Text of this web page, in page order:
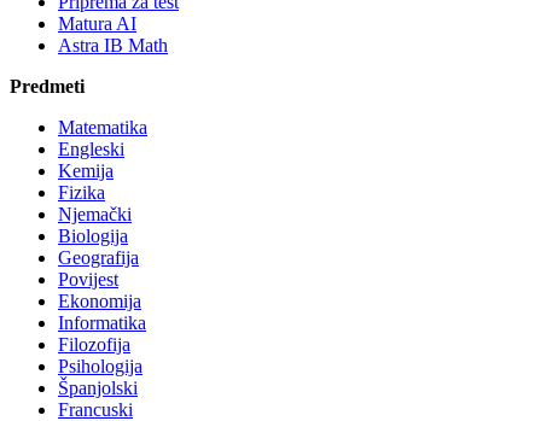
Matura AI
Astra IB Math
Predmeti
Matematika
Engleski
Kemija
Fizika
Njemački
Biologija
Geografija
Povijest
Ekonomija
Informatika
Filozofija
Psihologija
Španjolski
Francuski